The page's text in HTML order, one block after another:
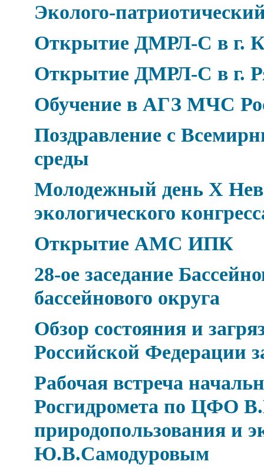
Эколого-
Открытие ДМРЛ-С в г.
Открытие ДМРЛ-С в г.
Обучение в АГЗ МЧС
Поздравление с
среды
Молодежный день Х
экологического
Открытие АМС ИПК
28-ое заседание
бассейнового округа
Обзор состояния и
Российской Федерации
Рабочая встреча
Росгидромета по ЦФО
природопользования и
Ю.В.Самодуровым